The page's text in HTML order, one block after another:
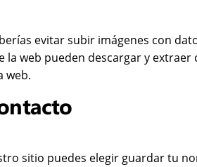
evitar subir imágenes con
la web pueden descargar y
web.
sitio puedes elegir guardar tu